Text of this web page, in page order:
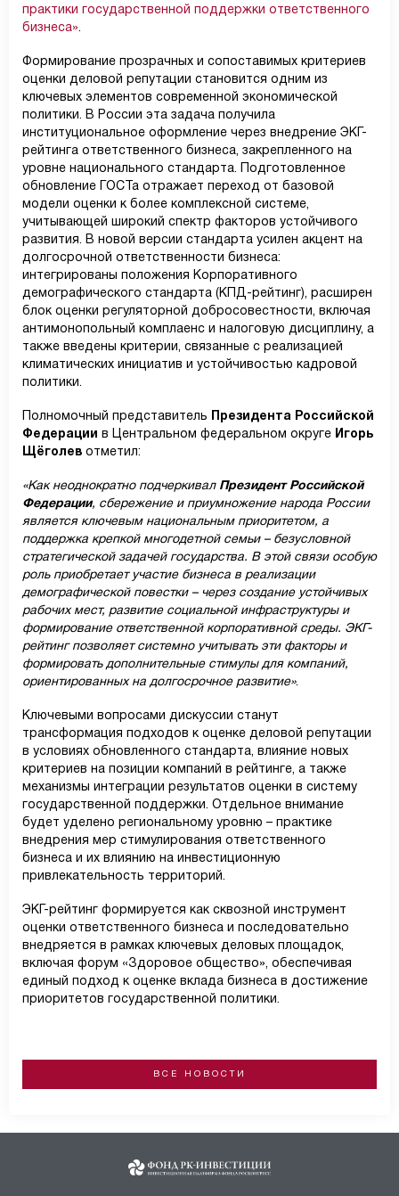
практики государственной поддержки ответственного
бизнеса».
Формирование прозрачных и сопоставимых критериев
оценки деловой репутации становится одним из
ключевых элементов современной экономической
политики. В России эта задача получила
институциональное оформление через внедрение ЭКГ-
рейтинга ответственного бизнеса, закрепленного на
уровне национального стандарта. Подготовленное
обновление ГОСТа отражает переход от базовой
модели оценки к более комплексной системе,
учитывающей широкий спектр факторов устойчивого
развития. В новой версии стандарта усилен акцент на
долгосрочной ответственности бизнеса:
интегрированы положения Корпоративного
демографического стандарта (КПД-рейтинг), расширен
блок оценки регуляторной добросовестности, включая
антимонопольный комплаенс и налоговую дисциплину, а
также введены критерии, связанные с реализацией
климатических инициатив и устойчивостью кадровой
политики.
Полномочный представитель
Президента Российской
Федерации
в Центральном федеральном округе Игорь
Щёголев отметил:
«Как неоднократно подчеркивал Президент Российской
Федерации, сбережение и приумножение народа России
является ключевым национальным приоритетом, а
поддержка крепкой многодетной семьи – безусловной
стратегической задачей государства. В этой связи особую
роль приобретает участие бизнеса в реализации
демографической повестки – через создание устойчивых
рабочих мест, развитие социальной инфраструктуры и
формирование ответственной корпоративной среды. ЭКГ-
рейтинг позволяет системно учитывать эти факторы и
формировать дополнительные стимулы для компаний,
ориентированных на долгосрочное развитие».
Ключевыми вопросами дискуссии станут
трансформация подходов к оценке деловой репутации
в условиях обновленного стандарта, влияние новых
критериев на позиции компаний в рейтинге, а также
механизмы интеграции результатов оценки в систему
государственной поддержки. Отдельное внимание
будет уделено региональному уровню – практике
внедрения мер стимулирования ответственного
бизнеса и их влиянию на инвестиционную
привлекательность территорий.
ЭКГ-рейтинг формируется как сквозной инструмент
оценки ответственного бизнеса и последовательно
внедряется в рамках ключевых деловых площадок,
включая форум «Здоровое общество», обеспечивая
единый подход к оценке вклада бизнеса в достижение
приоритетов государственной политики.
ВСЕ НОВОСТИ